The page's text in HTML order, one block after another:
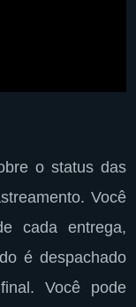
o status das
Você
cada entrega,
é despachado
Você pode